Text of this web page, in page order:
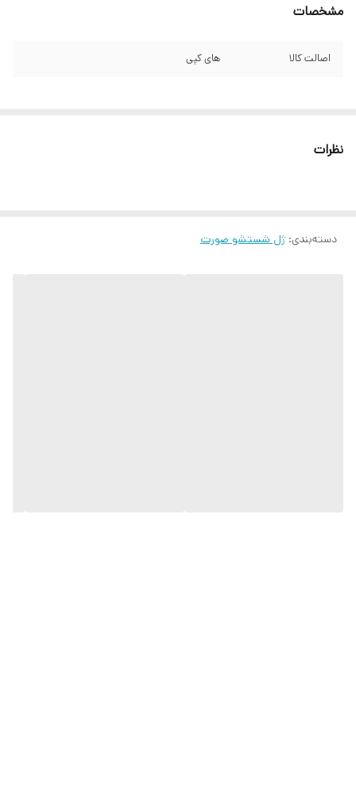
مشخصات
اصالت کالا های کپی
نظرات
دسته‌بندی: ژل شستشو صورت